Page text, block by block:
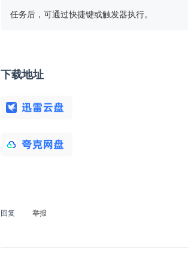
任务后，可通过快捷键或触发器执行。
下载地址
回复 举报